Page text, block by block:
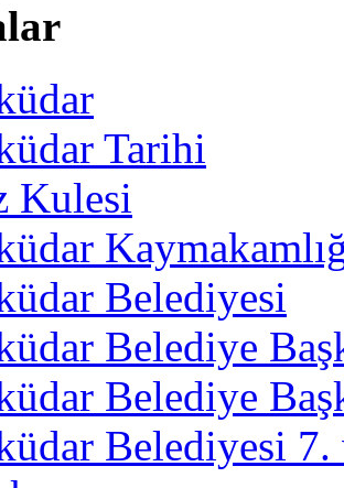
Tarihi
Kulesi
Belediyesi
Belediye
Belediye
Belediyesi